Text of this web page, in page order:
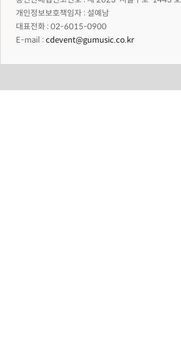
개인정보보호책임자 : 설예남
대표전화 : 02-6015-0900
E-mail : cdevent@gumusic.co.kr